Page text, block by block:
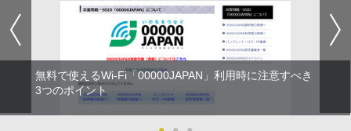
無料で使えるWi-Fi「00000JAPAN」利用時に注意すべき
3つのポイント